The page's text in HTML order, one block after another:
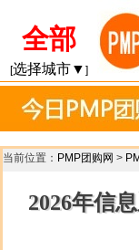
全部
[选择城市▼ ]
当前位置： PMP团购网 >
2026年信